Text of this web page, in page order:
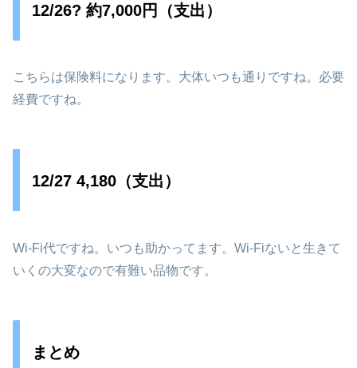
12/26? 約7,000円（支出）
こちらは保険料になります。大体いつも通りですね。必要
経費ですね。
12/27 4,180（支出）
Wi-Fi代ですね。いつも助かってます。Wi-Fiないと生きて
いくの大変なので有難い品物です。
まとめ